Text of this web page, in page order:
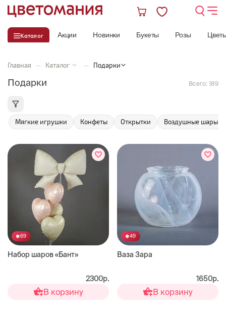
Каталог Акции Новинки Букеты Розы
Главная — Каталог — Подарки
Подарки Всего: 189
Мягкие игрушки Конфеты Открытки Воздушные шары
69
Набор шаров «Бант»
2300р.
В корзину
49
Ваза Зара
1650р.
В корзину